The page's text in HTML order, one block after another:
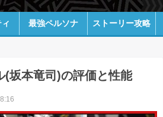
最強ペルソナ ストーリー攻略
(坂本竜司)の評価と性能